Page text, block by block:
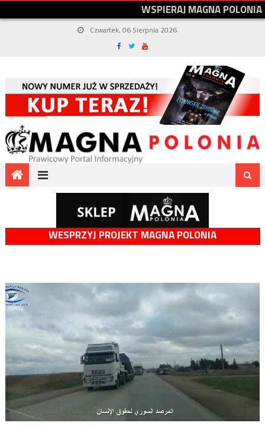
WSPIERAJMAGNAPOLONIA
Czwartek, 06 Sierpnia 2026
WESPRZYJ PROJEKT MAGNA POLONIA